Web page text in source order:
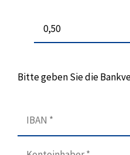
Bitte geben Sie die